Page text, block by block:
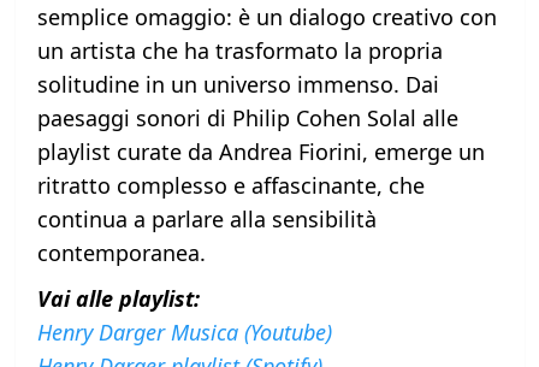
semplice omaggio: è un dialogo creativo con
un artista che ha trasformato la propria
solitudine in un universo immenso. Dai
paesaggi sonori di Philip Cohen Solal alle
playlist curate da Andrea Fiorini, emerge un
ritratto complesso e affascinante, che
continua a parlare alla sensibilità
contemporanea.
Vai alle playlist:
Henry Darger Musica (Youtube)